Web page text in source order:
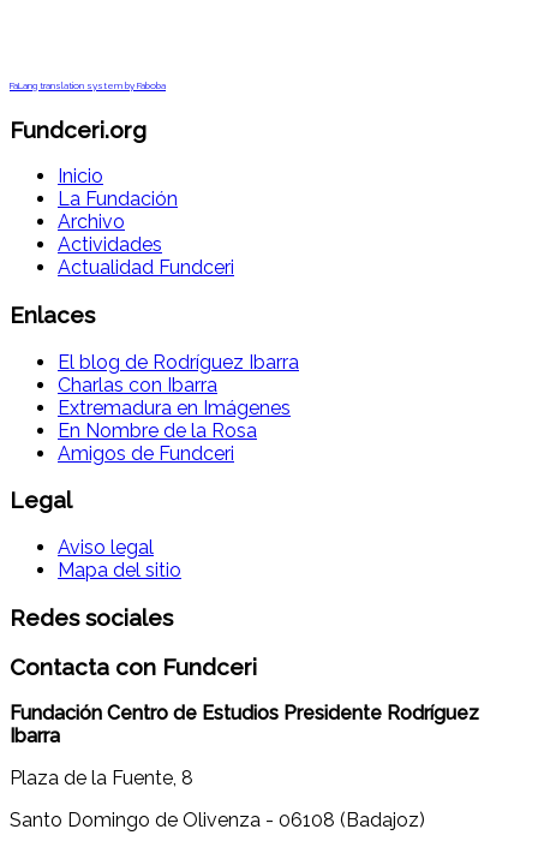
FaLang translation system by Faboba
Fundceri.org
Inicio
La Fundación
Archivo
Actividades
Actualidad Fundceri
Enlaces
El blog de Rodríguez Ibarra
Charlas con Ibarra
Extremadura en Imágenes
En Nombre de la Rosa
Amigos de Fundceri
Legal
Aviso legal
Mapa del sitio
Redes sociales
Contacta con Fundceri
Fundación Centro de Estudios Presidente Rodríguez
Ibarra
Plaza de la Fuente, 8
Santo Domingo de Olivenza - 06108 (Badajoz)